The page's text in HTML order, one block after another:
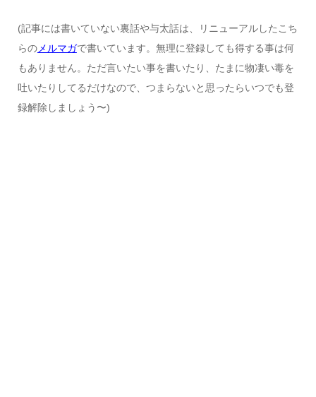
(記事には書いていない裏話や与太話は、リニューアルしたこち
らのメルマガで書いています。無理に登録しても得する事は何
もありません。ただ言いたい事を書いたり、たまに物凄い毒を
吐いたりしてるだけなので、つまらないと思ったらいつでも登
録解除しましょう〜)